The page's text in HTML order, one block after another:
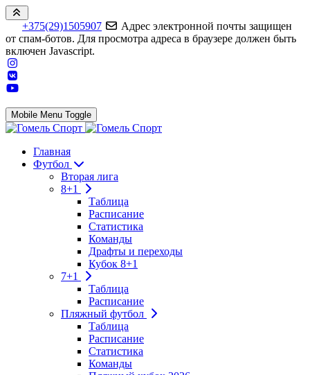
+375(29)1505907
Адрес электронной почты защищен
от спам-ботов. Для просмотра адреса в браузере должен быть
включен Javascript.
Mobile Menu Toggle
Главная
Футбол
Вторая лига
8+1
Таблица
Расписание
Статистика
Команды
Драфты и переходы
Кубок 8+1
7+1
Таблица
Расписание
Пляжный футбол
Таблица
Расписание
Статистика
Команды